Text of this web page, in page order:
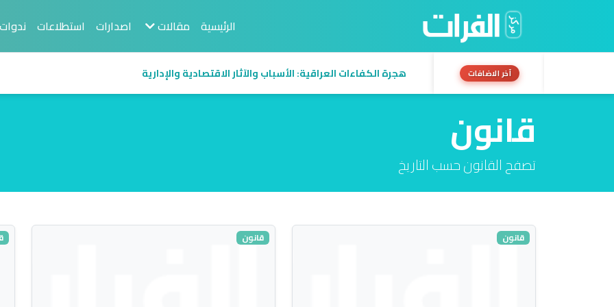
الرئيسية مقالات اصدارات استطلاعات
آخر الاضافات هجرة الكفاءات العراقية: الأسباب والآثار الاقتصادية والإدارية
قانون
تصفح القانون حسب التاريخ
قانون قانون